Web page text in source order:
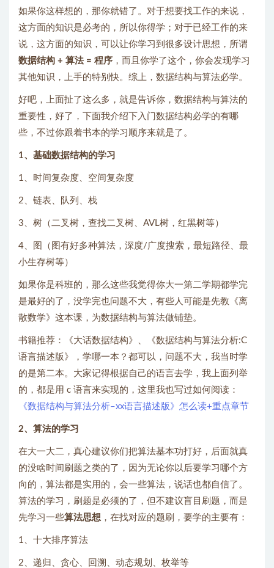
如果你这样想的，那你就错了。对于想要找工作的来说，
这方面的知识是必考的，所以你得学；对于已经工作的来
说，这方面的知识，可以让你学习到很多设计思想，所谓
数据结构 + 算法 = 程序 ，而且你学了这个，你会发现学习
其他知识，上手的特别快。综上，数据结构与算法必学。
好吧，上面扯了这么多，就是告诉你，数据结构与算法的
重要性，好了，下面我介绍下入门数据结构必学的有哪
些，不过你跟着书本的学习顺序来就是了。
1、基础数据结构的学习
1、时间复杂度、空间复杂度
2、链表、队列、栈
3、树（二叉树，查找二叉树、AVL树，红黑树等）
4、图（图有好多种算法，深度/广度搜索，最短路径、最
小生存树等）
如果你是科班的，那么这些我觉得你大一第二学期都学完
是最好的了，没学完也问题不大，有些人可能是先教《离
散数学》这本课，为数据结构与算法做铺垫。
书籍推荐：《大话数据结构》、《数据结构与算法分析:C
语言描述版》，学哪一本？都可以，问题不大，我当时学
的是第二本。大家记得根据自己的语言去学，我上面列举
的，都是用 c 语言来实现的，这里我也写过如何阅读：
《数据结构与算法分析–xx语言描述版》怎么读+重点章节
2、算法的学习
在大一大二，真心建议你们把算法基本功打好，后面就真
的没啥时间刷题之类的了，因为无论你以后要学习哪个方
向的，算法都是实用的，会一些算法，说话也都自信了。
算法的学习，刷题是必须的了，但不建议盲目刷题，而是
先学习一些算法思想 ，在找对应的题刷，要学的主要有：
1、十大排序算法
2、递归、贪心、回溯、动态规划、枚举等